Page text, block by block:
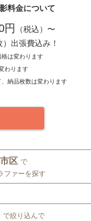
料金について
円
（税込）〜
出張費込み！
は変わります
わります
納品枚数は変わります
区 で
ファーを探す
で絞り込んで